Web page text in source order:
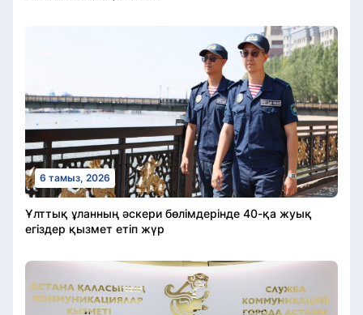
6 тамыз, 2026
Ұлттық ұланның әскери бөлімдерінде 40-қа жуық
егіздер қызмет етіп жүр